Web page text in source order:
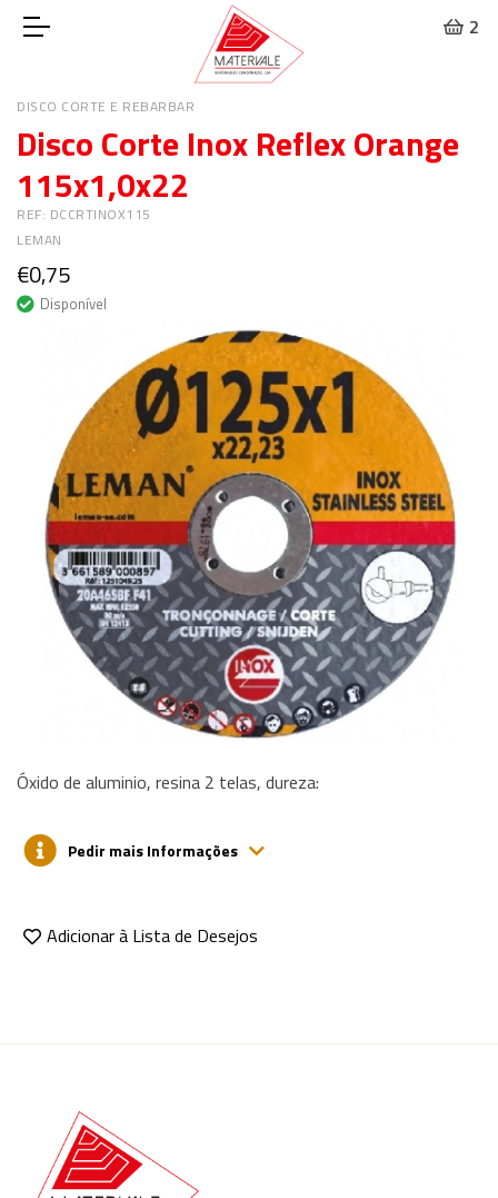
2
DISCO CORTE E REBARBAR
Disco Corte Inox Reflex Orange
115x1,0x22
REF: DCCRTINOX115
LEMAN
€0,75
Disponível
Óxido de aluminio, resina 2 telas, dureza:
Pedir mais Informações
Adicionar à Lista de Desejos